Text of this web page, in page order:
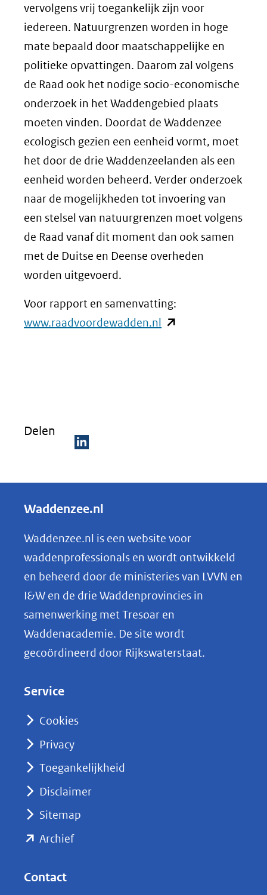
vervolgens vrij toegankelijk zijn voor
iedereen. Natuurgrenzen worden in hoge
mate bepaald door maatschappelijke en
politieke opvattingen. Daarom zal volgens
de Raad ook het nodige socio-economische
onderzoek in het Waddengebied plaats
moeten vinden. Doordat de Waddenzee
ecologisch gezien een eenheid vormt, moet
het door de drie Waddenzeelanden als een
eenheid worden beheerd. Verder onderzoek
naar de mogelijkheden tot invoering van
een stelsel van natuurgrenzen moet volgens
de Raad vanaf dit moment dan ook samen
met de Duitse en Deense overheden
worden uitgevoerd.
Voor rapport en samenvatting:
www.raadvoordewadden.nl (opent
Delen
e
e
n
o
p
k
e
nieuw
naar
Waddenzee.nl
Waddenzee.nl is een website voor
waddenprofessionals en wordt ontwikkeld
en beheerd door de ministeries van LVVN en
I&W en de drie Waddenprovincies in
samenwerking met Tresoar en
Waddenacademie. De site wordt
gecoördineerd door Rijkswaterstaat.
Service
Cookies
Privacy
Toegankelijkheid
Disclaimer
Sitemap
Archief(opent
Contact